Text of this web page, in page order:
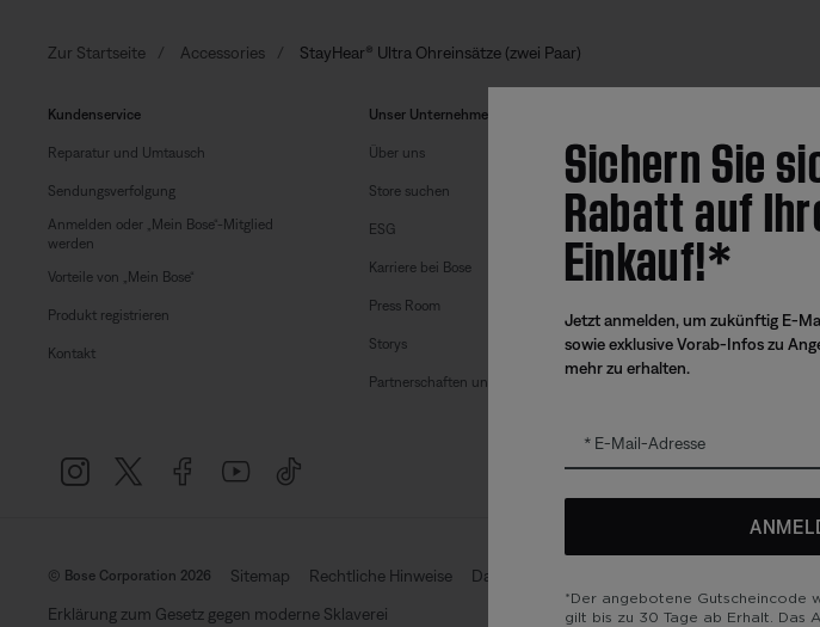
Zur Startseite Accessories StayHear® Ultra Ohreinsätze (zwei Paar)
Kundenservice
Reparatur und Umtausch
Sendungsverfolgung
Anmelden oder „Mein Bose“-Mitglied
werden
Vorteile von „Mein Bose“
Produkt registrieren
Kontakt
Unser Unternehmen
Über uns
Store suchen
ESG
Karriere bei Bose
Press Room
Storys
Partnerschaften und Lizenzierung
Corporate Gifting
Kaufportal für
Generalüberholte
zertifizierter Garantie
Tausch-Upgrade
© Bose Corporation 2026 Sitemap Rechtliche Hinweise Datenschutzrichtlinie
Erklärung zum Gesetz gegen moderne Sklaverei
Sichern Sie
Rabatt auf
Einkauf!*
Jetzt anmelden, um zukünftig E-
sowie exklusive Vorab-Infos zu
mehr zu erhalten.
E-Mail-Adresse
*Der angebotene Gutscheincode
gilt bis zu 30 Tage ab Erhalt. Das